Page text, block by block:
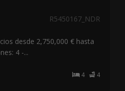
R5450167_NDR
desde 2,750,000 € hasta
4 -...
4 4